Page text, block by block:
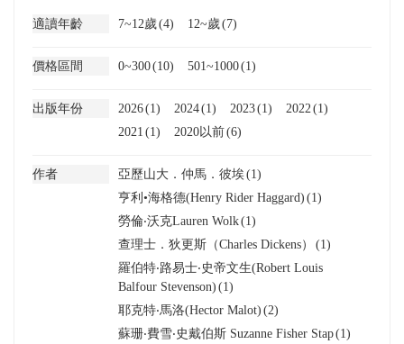
適讀年齡 7~12歲(4) 12~歲(7)
價格區間 0~300(10) 501~1000(1)
出版年份 2026(1) 2024(1) 2023(1) 2022(1)
2021 (1) 2020以前(6)
作者 亞歷山大．仲馬．彼埃(1)
亨利•海格德(Henry Rider Haggard)(1)
勞倫‧沃克Lauren Wolk(1)
查理士．狄更斯（Charles Dickens）
(1)
羅伯特‧路易士‧史帝文生(Robert Louis
Balfour Stevenson)(1)
耶克特‧馬洛(Hector Malot)(2)
蘇珊‧費雪‧史戴伯斯 Suzanne Fisher Stap(1)